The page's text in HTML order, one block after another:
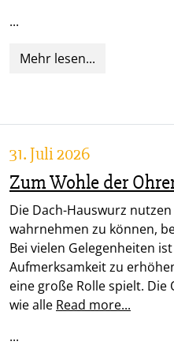
...
Mehr lesen...
31. Juli 2026
Zum Wohle der
Die Dach-Hauswurz
wahrnehmen zu können,
Bei vielen Gelegenheiten
Aufmerksamkeit zu
eine große Rolle spielt.
wie alle Read more...
...